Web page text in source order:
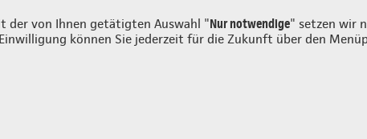
der von Ihnen getätigten Auswahl "Nur notwendige" setzen wir
können Sie jederzeit für die Zukunft über den
Login